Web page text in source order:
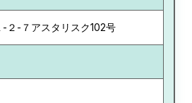
２-７アスタリスク102号